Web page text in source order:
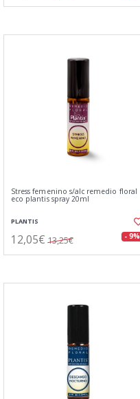
Stress femenino s/alc remedio floral
eco plantis spray 20ml
PLANTIS
12,05€ 13,25€ - 9%